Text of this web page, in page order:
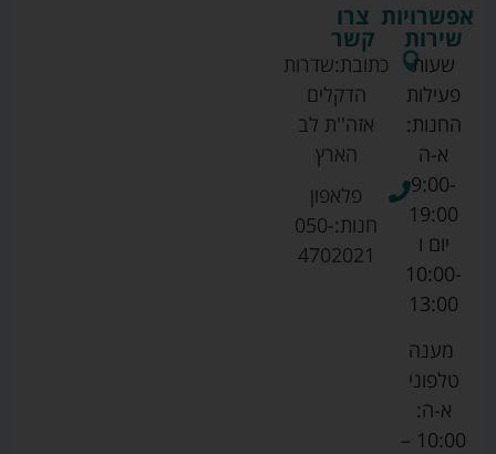
צרו
קשר
כתובת:שדרות
הדקלים
אזה''ת לב
הארץ
פלאפון
חנות:050-
4702021
אפשרויות
שירות
שעות
פעילות
החנות:
א-ה
9:00-
19:00
יום ו
10:00-
13:00
מענה
טלפוני
א-ה:
10:00 –